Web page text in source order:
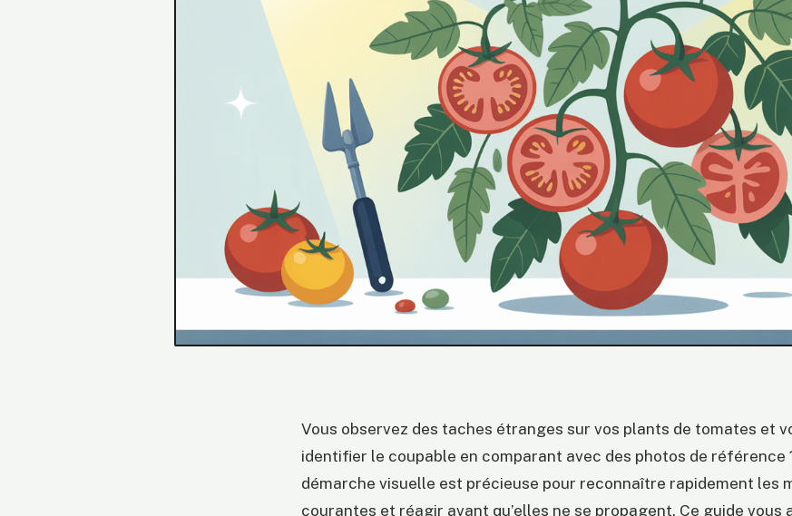
Vous observez des taches étranges sur vos plants de tomates et
identifier le coupable en comparant avec des photos de référence
démarche visuelle est précieuse pour reconnaître rapidement les
courantes et réagir avant qu’elles ne se propagent. Ce guide vous